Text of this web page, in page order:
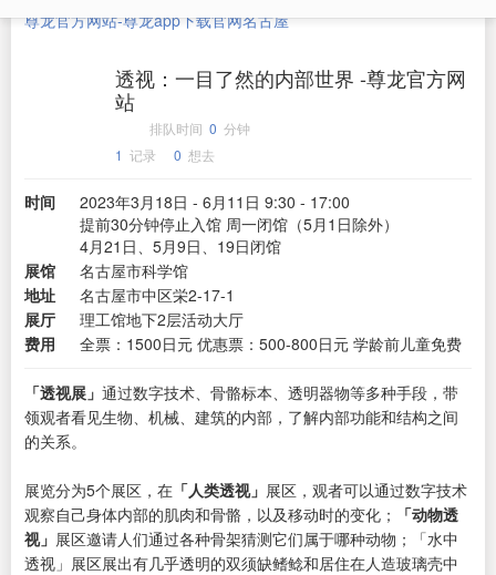
尊龙官方网站-尊龙app下载官网名古屋
透视：一目了然的内部世界 -尊龙官方网
站
排队时间 0 分钟
1 记录 0 想去
时间
2023年3月18日 - 6月11日 9:30 - 17:00
提前30分钟停止入馆 周一闭馆（5月1日除外）
4月21日、5月9日、19日闭馆
展馆
名古屋市科学馆
地址
名古屋市中区栄2-17-1
展厅
理工馆地下2层活动大厅
费用
全票：1500日元 优惠票：500-800日元 学龄前儿童免费
「透视展」 通过数字技术、骨骼标本、透明器物等多种手段，带
领观者看见生物、机械、建筑的内部，了解内部功能和结构之间
的关系。
展览分为5个展区，在 「人类透视」 展区，观者可以通过数字技术
观察自己身体内部的肌肉和骨骼，以及移动时的变化；
「动物透
视」 展区邀请人们通过各种骨架猜测它们属于哪种动物；「水中
透视」展区展出有几乎透明的双须缺鳍鲶和居住在人造玻璃壳中